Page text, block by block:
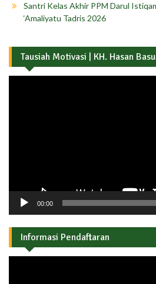
Santri Kelas Akhir PPM Darul
‘Amaliyatu Tadris 2026
Tausiah Motivasi | KH. Hasan
00:00
Informasi Pendaftaran